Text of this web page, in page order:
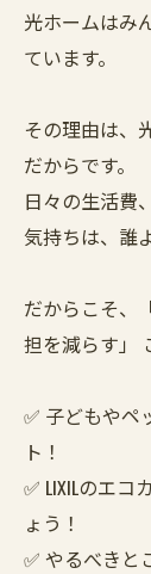
光ホームはみ
ています。
その理由は、
だからです。
日々の生活費
気持ちは、誰
だからこそ、
担を減らす」
✅ 子どもやペ
ト！
✅ LIXILのエ
ょう！
✅ やるべきと